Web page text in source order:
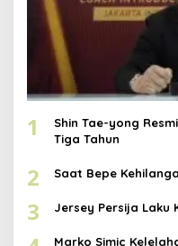
1
Shin Tae-yong
Tiga Tahun
2 Saat Bepe
3 Jersey Persija Laku
Marko Simic